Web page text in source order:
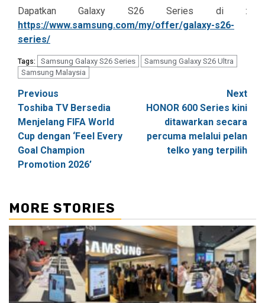
Dapatkan Galaxy S26 Series di :
https://www.samsung.com/my/offer/galaxy-s26-
series/
Tags: Samsung Galaxy S26 Series
Samsung Galaxy S26 Ultra
Samsung Malaysia
Post
navigation
Previous
Toshiba TV Bersedia
Menjelang FIFA World
Cup dengan ‘Feel Every
Goal Champion
Promotion 2026’
Next
HONOR 600 Series kini
ditawarkan secara
percuma melalui pelan
telko yang terpilih
MORE STORIES